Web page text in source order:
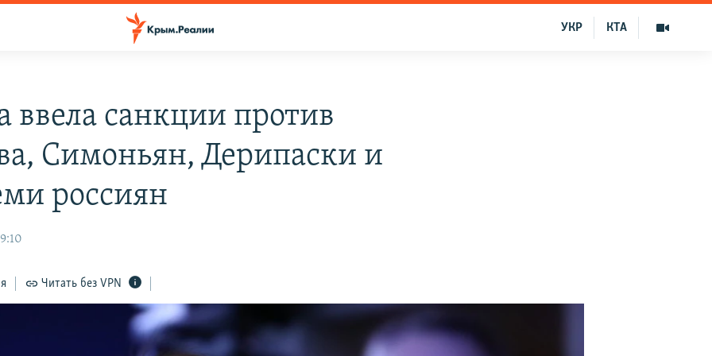
КТА
УКР
ввела санкции против
Симоньян, Дерипаски и
россиян
Читать без VPN